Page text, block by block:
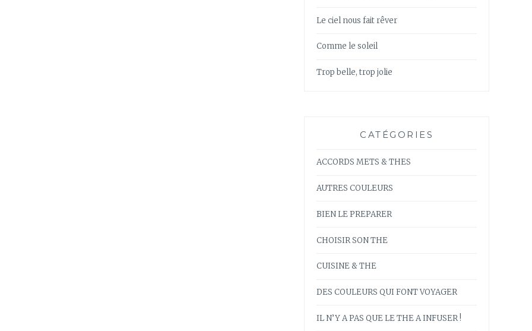
Le ciel nous fait rêver
Comme le soleil
Trop belle, trop jolie
CATÉGORIES
ACCORDS METS & THES
AUTRES COULEURS
BIEN LE PREPARER
CHOISIR SON THE
CUISINE & THE
DES COULEURS QUI FONT VOYAGER
IL N’Y A PAS QUE LE THE A INFUSER !